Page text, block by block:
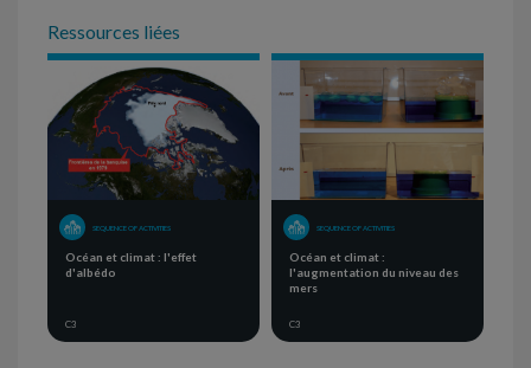
Ressources liées
SEQUENCE OF ACTIVITIES
Océan et climat : l'effet
d'albédo
C3
SEQUENCE OF ACTIVITIES
Océan et climat :
l'augmentation du niveau des
mers
C3